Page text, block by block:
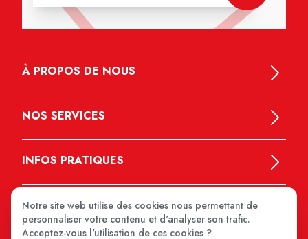
À PROPOS DE NOUS
NOS SERVICES
INFOS PRATIQUES
Notre site web utilise des cookies nous permettant de
personnaliser votre contenu et d'analyser son trafic.
Acceptez-vous l'utilisation de ces cookies ?